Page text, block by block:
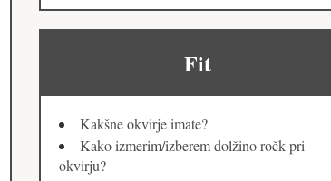
Fit
Kakšne okvirje imate?
Kako izmerim/izberem dolžino ročk pri
okvirju?